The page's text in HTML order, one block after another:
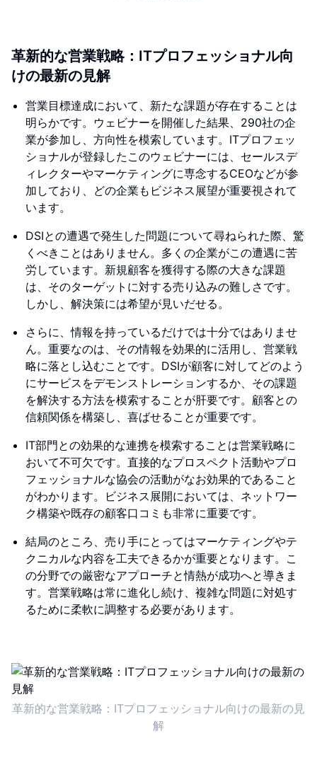
革新的な営業戦略：ITプロフェッショナル向
けの最新の見解
営業目標達成において、新たな課題が存在することは
明らかです。ウェビナーを開催した結果、290社の企
業が参加し、方向性を模索しています。ITプロフェッ
ショナルが登録したこのウェビナーには、セールスデ
ィレクターやマーケティングに専念するCEOなどが参
加しており、どの企業もビジネス展望が重要視されて
います。
DSIとの遭遇で発生した問題について尋ねられた際、驚
くべきことはありません。多くの企業がこの遭遇に苦
労しています。新規顧客を獲得する際の大きな課題
は、そのターゲットに対する売り込みの難しさです。
しかし、解決策には希望が見いだせる。
さらに、情報を持っているだけでは十分ではありませ
ん。重要なのは、その情報を効果的に活用し、営業戦
略に落とし込むことです。DSIが顧客に対してどのよう
にサービスをデモンストレーションするか、その課題
を解決する方法を模索することが肝要です。顧客との
信頼関係を構築し、喜ばせることが重要です。
IT部門との効果的な連携を模索することは営業戦略に
おいて不可欠です。直接的なプロスペクト活動やプロ
フェッショナルな協会の活動がなお効果的であること
がわかります。ビジネス展開においては、ネットワー
ク構築や既存の顧客口コミも非常に重要です。
結局のところ、売り手にとってはマーケティングやテ
クニカルな内容を工夫できるかが重要となります。こ
の分野での厳密なアプローチと情熱が成功へと導きま
す。営業戦略は常に進化し続け、複雑な問題に対処す
るために柔軟に調整する必要があります。
革新的な営業戦略：ITプロフェッショナル向けの最新の見
解